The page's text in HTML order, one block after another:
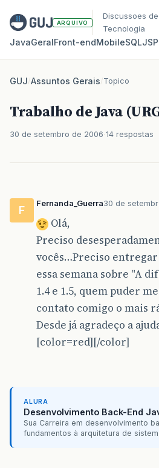
ARQUIVO
Discussoes
Tecnologia
JavaGeralFront‑endMobileSQLJS
GUJ/Assuntos Gerais/Topico
Trabalho de Java
30 de setembro de 2006 14 respostas
F
Fernanda_Guerra30 de
Olá,
Preciso
vocês…Preciso
essa semana sobre "A
1.4 e 1.5, quem puder
contato comigo o mais
Desde já agradeço a
[color=red][/color]
ALURA
Desenvolvimento Back-End
Sua Carreira em desenvolvimento
fundamentos à arquitetura de